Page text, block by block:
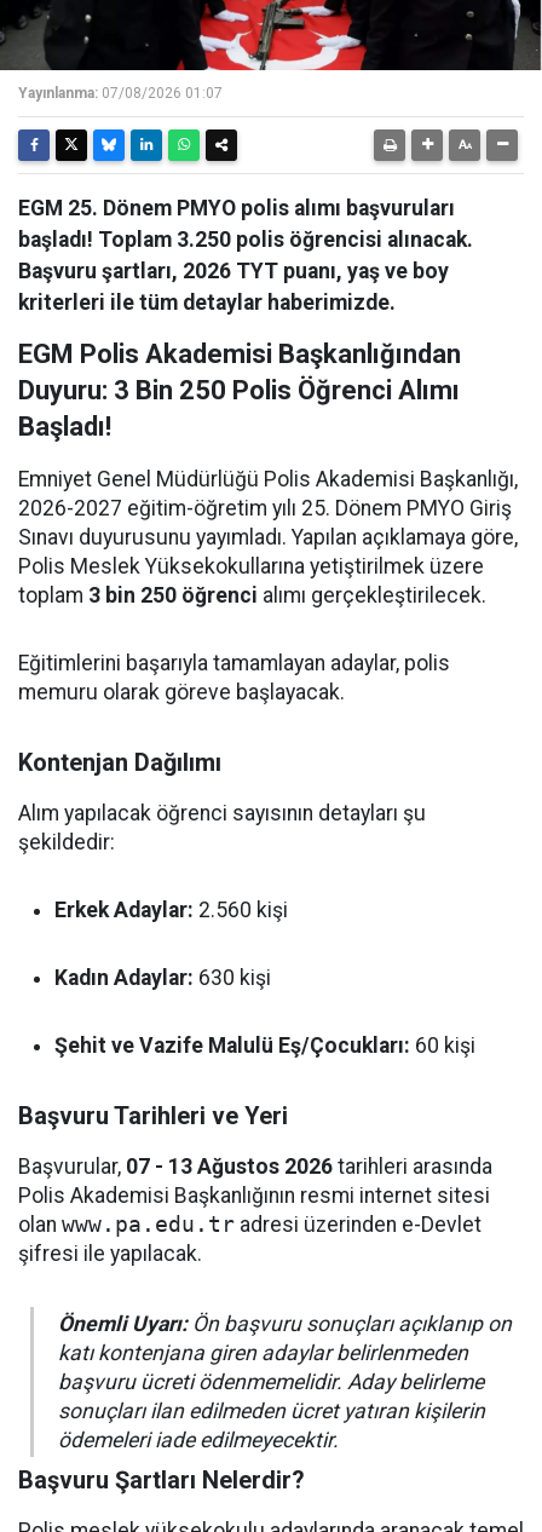
Yayınlanma: 07/08/2026 01:07
EGM 25. Dönem PMYO polis alımı başvuruları
başladı! Toplam 3.250 polis öğrencisi alınacak.
Başvuru şartları, 2026 TYT puanı, yaş ve boy
kriterleri ile tüm detaylar haberimizde.
EGM Polis Akademisi Başkanlığından
Duyuru: 3 Bin 250 Polis Öğrenci Alımı
Başladı!
Emniyet Genel Müdürlüğü Polis Akademisi Başkanlığı,
2026-2027 eğitim-öğretim yılı 25. Dönem PMYO Giriş
Sınavı duyurusunu yayımladı. Yapılan açıklamaya göre,
Polis Meslek Yüksekokullarına yetiştirilmek üzere
toplam 3 bin 250 öğrenci alımı gerçekleştirilecek.
Eğitimlerini başarıyla tamamlayan adaylar, polis
memuru olarak göreve başlayacak.
Kontenjan Dağılımı
Alım yapılacak öğrenci sayısının detayları şu
şekildedir:
Erkek Adaylar: 2.560 kişi
Kadın Adaylar: 630 kişi
Şehit ve Vazife Malulü Eş/Çocukları: 60 kişi
Başvuru Tarihleri ve Yeri
Başvurular, 07 - 13 Ağustos 2026 tarihleri arasında
Polis Akademisi Başkanlığının resmi internet sitesi
olan www.pa.edu.tr adresi üzerinden e-Devlet
şifresi ile yapılacak.
Önemli Uyarı:Ön başvuru sonuçları açıklanıp on
katı kontenjana giren adaylar belirlenmeden
başvuru ücreti ödenmemelidir. Aday belirleme
sonuçları ilan edilmeden ücret yatıran kişilerin
ödemeleri iade edilmeyecektir.
Başvuru Şartları Nelerdir?